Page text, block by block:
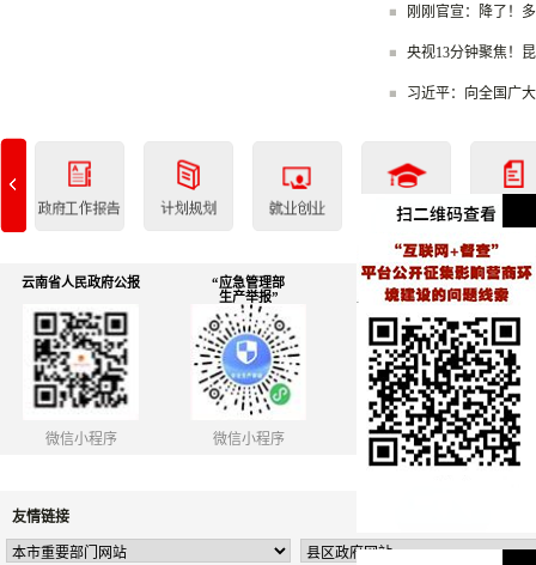
刚刚官宣：降了！
央视13分钟聚焦！
习近平：向全国广
云南省人民政府公报
微信小程序
“应急管理部
生产举报”
微信小程序
履行教育职责社会
满意度调查问卷
调查二维码
友情链接